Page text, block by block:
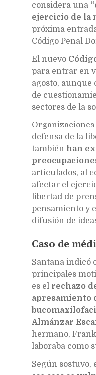
considera una
ejercicio de la
próxima
Código Penal
El nuevo
para entrar en
agosto, aunque
de
sectores de la
defensa de la
también han
articulados, al
afectar el
libertad de
pensamiento y
difusión de
Caso de
Santana indicó
principales
es el rechazo
apresamiento
Almánzar
hermano,
laboraba como
Según sostuvo,